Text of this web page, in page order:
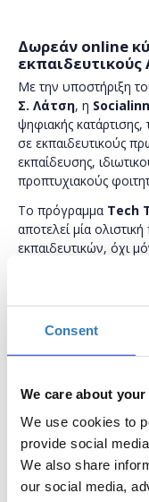
Consent
We care about
We use cookies to
provide social
We also share
our social media,
Δωρεάν online
Με την υποστήριξη
Σ. Λάτση, η
ψηφιακής
σε εκπαιδευτικούς
εκπαίδευσης,
προπτυχιακούς
Το πρόγραμμα Tech
αποτελεί μία
εκπαιδευτικών, όχι
στην τάξη, αλλά και
πρόγραμμα εστιάζει
ανθεκτικότητας των
υψηλού κινδύνου
παρακολουθήσουν τα
1. Ενδυνάμωση σε
2. Επαγγελματική
3. Ψυχική